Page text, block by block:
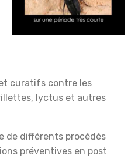
curatifs contre les
lyctus et autres
de différents procédés
préventives en post